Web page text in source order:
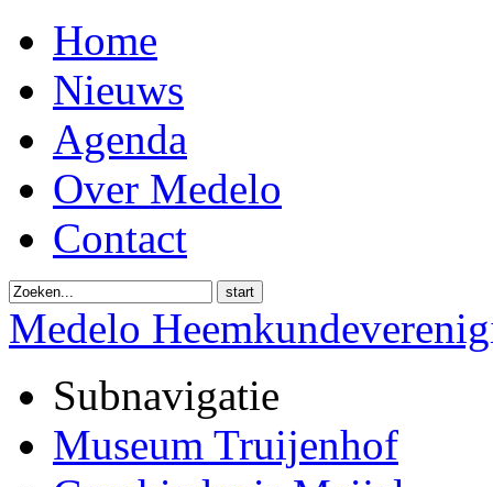
Home
Nieuws
Agenda
Over Medelo
Contact
start
Medelo
Subnavigatie
Museum Truijenhof